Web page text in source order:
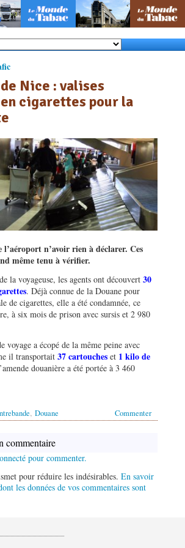
Nice : valises
cigarettes pour la
l’aéroport n’avoir rien à déclarer. Ces
même tenu à vérifier.
la voyageuse, les agents ont découvert 30
. Déjà connue de la Douane pour
de cigarettes, elle a été condamnée, ce
à six mois de prison avec sursis et 2 980
voyage a écopé de la même peine avec
il transportait 37 cartouches et 1 kilo de
douanière a été portée à 3 460
Commenter
, Douane
commentaire
pour commenter.
pour réduire les indésirables. En savoir
les données de vos commentaires sont